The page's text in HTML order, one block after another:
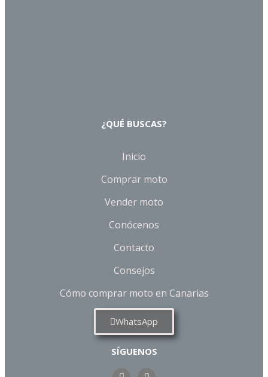
¿QUÉ BUSCAS?
Inicio
Comprar moto
Vender moto
Conócenos
Contacto
Consejos
Cómo comprar moto en Canarias
WhatsApp
SÍGUENOS